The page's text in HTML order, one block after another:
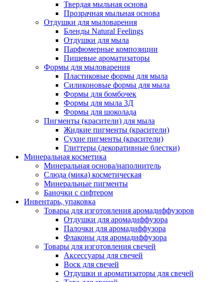
Твердая мыльная основа
Прозрачная мыльная основа
Отдушки для мыловарения
Бленды Natural Feelings
Отдушки для мыла
Парфюмерные композиции
Пищевые ароматизаторы
Формы для мыловарения
Пластиковые формы для мыла
Силиконовые формы для мыла
Формы для бомбочек
Формы для мыла 3Д
Формы для шоколада
Пигменты (красители) для мыла
Жидкие пигменты (красители)
Сухие пигменты (красители)
Глиттеры (декоративные блестки)
Минеральная косметика
Минеральная основа/наполнитель
Слюда (мика) косметическая
Минеральные пигменты
Баночки с сифтером
Инвентарь, упаковка
Товары для изготовления аромадиффузоров
Отдушки для аромадиффузора
Палочки для аромадиффузора
Флаконы для аромадиффузора
Товары для изготовления свечей
Аксессуары для свечей
Воск для свечей
Отдушки и ароматизаторы для свечей